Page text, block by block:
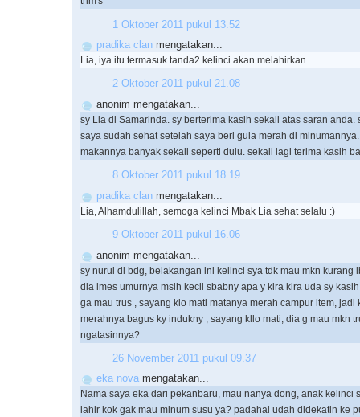
1 Oktober 2011 pukul 13.52
pradika clan mengatakan...
Lia, iya itu termasuk tanda2 kelinci akan melahirkan
2 Oktober 2011 pukul 21.08
anonim mengatakan...
sy Lia di Samarinda. sy berterima kasih sekali atas saran anda.
saya sudah sehat setelah saya beri gula merah di
makannya banyak sekali seperti dulu. sekali lagi terima kasih
8 Oktober 2011 pukul 18.19
pradika clan mengatakan...
Lia, Alhamdulillah, semoga kelinci Mbak Lia sehat selalu :)
9 Oktober 2011 pukul 16.06
anonim mengatakan...
sy nurul di bdg, belakangan ini kelinci sya tdk mau mkn kurang
dia lmes umurnya msih kecil sbabny apa y kira kira uda sy
ga mau trus , sayang klo mati matanya merah campur item, jadi
merahnya bagus ky indukny , sayang kllo mati, dia g mau mkn
ngatasinnya?
26 November 2011 pukul 09.37
eka nova mengatakan...
Nama saya eka dari pekanbaru, mau nanya dong, anak kelinci
lahir kok gak mau minum susu ya? padahal udah didekatin ke